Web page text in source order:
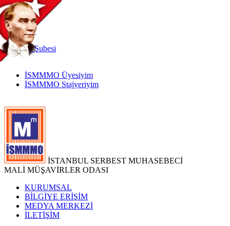
TR
|
EN
İnternetŞubesi
İSMMMO Üyesiyim
İSMMMO Stajyeriyim
İSTANBUL SERBEST MUHASEBECİ
MALİ MÜŞAVİRLER ODASI
KURUMSAL
BİLGİYE ERİŞİM
MEDYA MERKEZİ
İLETİŞİM